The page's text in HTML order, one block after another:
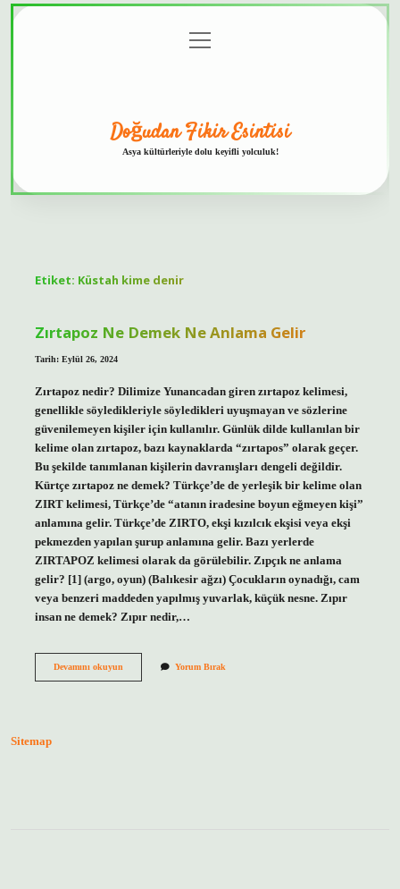
menüyü
aç
Doğudan Fikir Esintisi
Asya kültürleriyle dolu keyifli yolculuk!
Etiket: Küstah kime denir
Zırtapoz Ne Demek Ne Anlama Gelir
Tarih: Eylül 26, 2024
Zırtapoz nedir? Dilimize Yunancadan giren zırtapoz kelimesi,
genellikle söyledikleriyle söyledikleri uyuşmayan ve sözlerine
güvenilemeyen kişiler için kullanılır. Günlük dilde kullanılan bir
kelime olan zırtapoz, bazı kaynaklarda “zırtapos” olarak geçer.
Bu şekilde tanımlanan kişilerin davranışları dengeli değildir.
Kürtçe zırtapoz ne demek? Türkçe’de de yerleşik bir kelime olan
ZIRT kelimesi, Türkçe’de “atanın iradesine boyun eğmeyen kişi”
anlamına gelir. Türkçe’de ZIRTO, ekşi kızılcık ekşisi veya ekşi
pekmezden yapılan şurup anlamına gelir. Bazı yerlerde
ZIRTAPOZ kelimesi olarak da görülebilir. Zıpçık ne anlama
gelir? [1] (argo, oyun) (Balıkesir ağzı) Çocukların oynadığı, cam
veya benzeri maddeden yapılmış yuvarlak, küçük nesne. Zıpır
insan ne demek? Zıpır nedir,…
Devamını okuyunZırtapoz
Yorum Bırak
Sitemap